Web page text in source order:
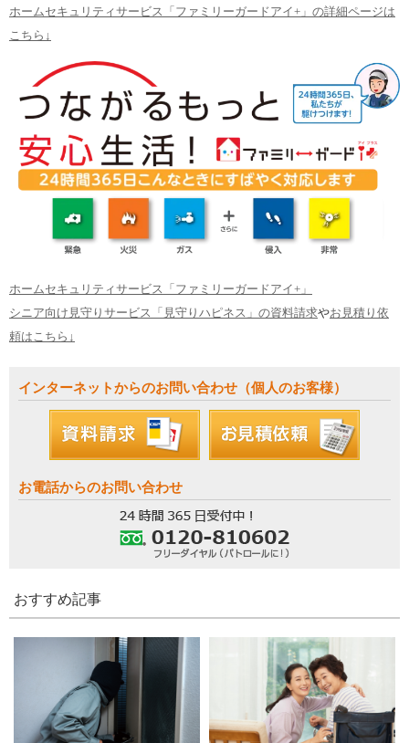
ホームセキュリティサービス「ファミリーガードアイ+」の詳細ページは
こちら↓
ホームセキュリティサービス「ファミリーガードアイ+」
シニア向け見守りサービス「見守りハピネス」の資料請求やお見積り依
頼はこちら↓
インターネットからのお問い合わせ（個人のお客様）
お電話からのお問い合わせ
おすすめ記事